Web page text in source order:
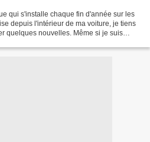
qui s'installe chaque fin d'année sur les
depuis l'intérieur de ma voiture, je tiens
quelques nouvelles. Même si je suis